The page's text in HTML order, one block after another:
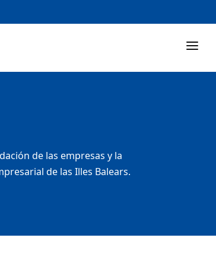
de las empresas y la
de las Illes Balears.